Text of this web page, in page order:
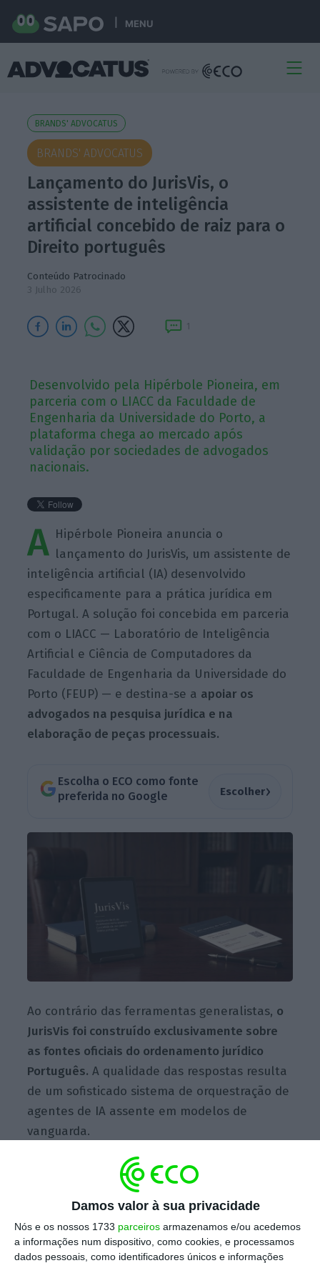
Damos valor à sua privacidade
Nós e os nossos 1733 parceiros armazenamos e/ou acedemos
a informações num dispositivo, como cookies, e processamos
dados pessoais, como identificadores únicos e informações
MENU
BRANDS' ADVOCATUS
BRANDS' ADVOCATUS
Lançamento do JurisVis, o
assistente de inteligência
artificial concebido de raiz para o
Direito português
Conteúdo Patrocinado
3 Julho 2026
1
Desenvolvido pela Hipérbole Pioneira, em
parceria com o LIACC da Faculdade de
Engenharia da Universidade do Porto, a
plataforma chega ao mercado após
validação por sociedades de advogados
nacionais.
A Hipérbole Pioneira anuncia o
lançamento do JurisVis, um assistente de
inteligência artificial (IA) desenvolvido
especificamente para a prática jurídica em
Portugal. A solução foi concebida em parceria
com o LIACC — Laboratório de Inteligência
Artificial e Ciência de Computadores da
Faculdade de Engenharia da Universidade do
Porto (FEUP) — e destina-se a apoiar os
advogados na pesquisa jurídica e na
elaboração de peças processuais.
Escolha o ECO como fonte
preferida no Google
Escolher›
Ao contrário das ferramentas generalistas, o
JurisVis foi construído exclusivamente sobre
as fontes oficiais do ordenamento jurídico
Português. A qualidade das respostas resulta
de um sofisticado sistema de orquestração de
agentes de IA assente em modelos de
vanguarda.
Entre os elementos que distinguem a
plataforma estão:
Soberania e especialização nacional—
pensada de raiz para o ecossistema